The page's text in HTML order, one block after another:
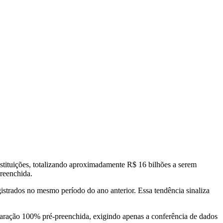
totalizando aproximadamente R$ 16 bilhões a serem
no mesmo período do ano anterior. Essa tendência sinaliza
100% pré-preenchida, exigindo apenas a conferência de dados